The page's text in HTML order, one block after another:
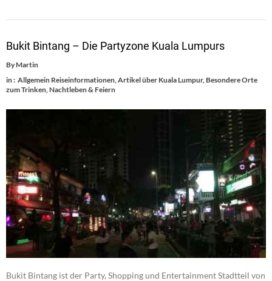
Bukit Bintang – Die Partyzone Kuala Lumpurs
ByMartin
in : Allgemein Reiseinformationen Artikel über Kuala Lumpur, Besondere Orte
zum Trinken Nachtleben & Feiern
Bukit Bintang ist der Party, Shopping und Entertainment Stadtteil von